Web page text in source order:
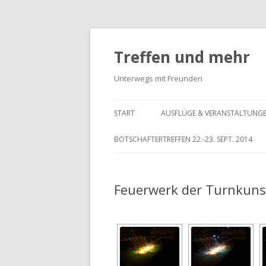
Treffen und mehr
Unterwegs mit Freunden
START AUSFLÜGE &
BOTSCHAFTERTREFFEN 22.-23. SEPT. 2014
Feuerwerk der